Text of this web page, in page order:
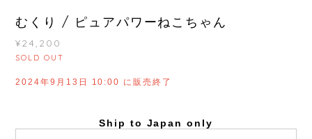
むくり / ピュアパワーねこちゃん
¥24,200
SOLD OUT
2024年9月13日 10:00 に販売終了
Ship to Japan only